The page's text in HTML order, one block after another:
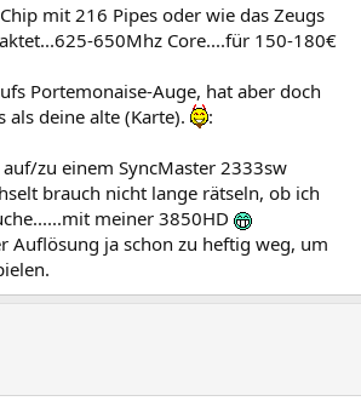
mit 216 Pipes oder wie das Zeugs
650Mhz Core....für 150-180€
Portemonaise-Auge, hat aber doch
deine alte (Karte).
:
zu einem SyncMaster 2333sw
brauch nicht lange rätseln, ob ich
meiner 3850HD
Auflösung ja schon zu heftig weg, um